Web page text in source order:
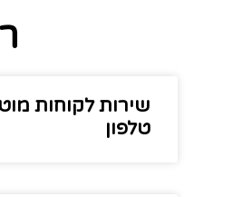
שירות לקוחות
טלפון